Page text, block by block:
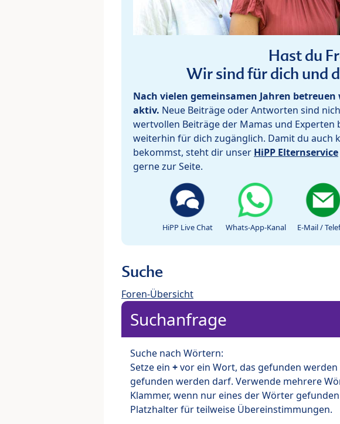
Hast du
Wir sind für dich und
Nach vielen gemeinsamen Jahren
aktiv. Neue Beiträge oder Antworten sind
wertvollen Beiträge der Mamas und Experten
weiterhin für dich zugänglich. Damit du auch
bekommst, steht dir unser HiPP Elternservice
gerne zur Seite.
HiPP Live Chat Whats-App-Kanal E-Mail /
Suche
Foren-Übersicht
Suchanfrage
Suche nach Wörtern:
Setze ein +vor ein Wort, das gefunden
gefunden werden darf. Verwende mehrere
Klammer, wenn nur eines der Wörter
Platzhalter für teilweise Übereinstimmungen.